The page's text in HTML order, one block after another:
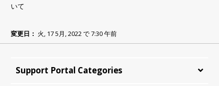
いて
変更日： 火, 17 5月, 2022 で 7:30 午前
Support Portal Categories